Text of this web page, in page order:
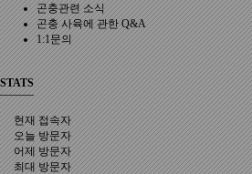
곤충관련 소식
곤충 사육에 관한 Q&A
1:1문의
STATS
현재 접속자
오늘 방문자
어제 방문자
최대 방문자